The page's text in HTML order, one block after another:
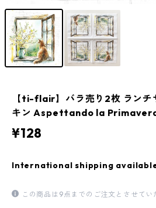
【ti-flair】バラ売り2枚 ランチ
キン Aspettando la Primavera
¥128
International shipping
この商品は9点までのご注文とさせてい